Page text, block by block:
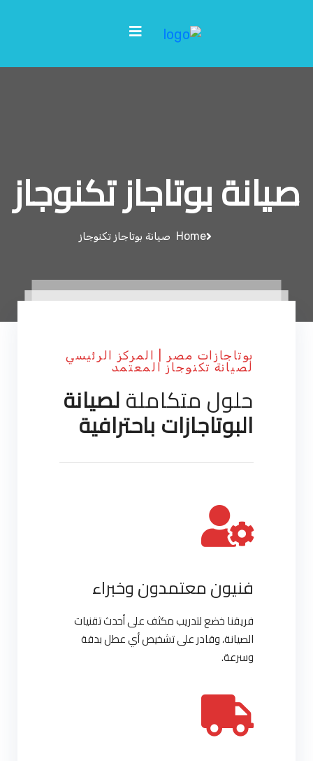
صيانة بوتاجاز تكنوجاز
Home صيانة بوتاجاز تكنوجاز
بوتاجازات مصر | المركز الرئيسي
لصيانة تكنوجاز المعتمد
حلول متكاملةلصيانة
البوتاجازات باحترافية
فنيون معتمدون وخبراء
فريقنا خضع لتدريب مكثف على أحدث تقنيات
الصيانة، وقادر على تشخيص أي عطل بدقة
وسرعة.